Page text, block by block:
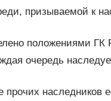
призываемой к
положениями ГК
очередь
прочих наследников